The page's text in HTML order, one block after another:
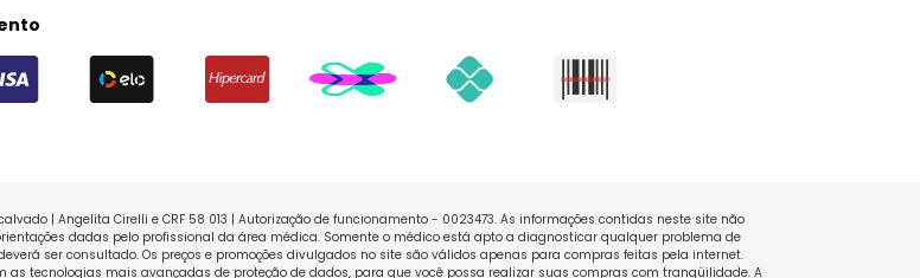
| Angelita Cirelli e CRF 58 013 | Autorização de funcionamento - 0023473. As informações contidas neste site não
dadas pelo profissional da área médica. Somente o médico está apto a diagnosticar qualquer problema de
ser consultado. Os preços e promoções divulgados no site são válidos apenas para compras feitas pela internet.
as tecnologias mais avançadas de proteção de dados, para que você possa realizar suas compras com tranqüilidade. A